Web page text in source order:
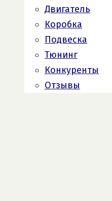
Двигатель
Коробка
Подвеска
Тюнинг
Конкуренты
Отзывы